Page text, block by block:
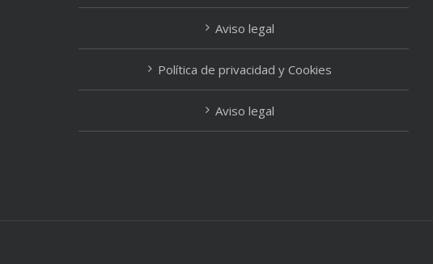
Aviso legal
Política de privacidad y Cookies
Aviso legal